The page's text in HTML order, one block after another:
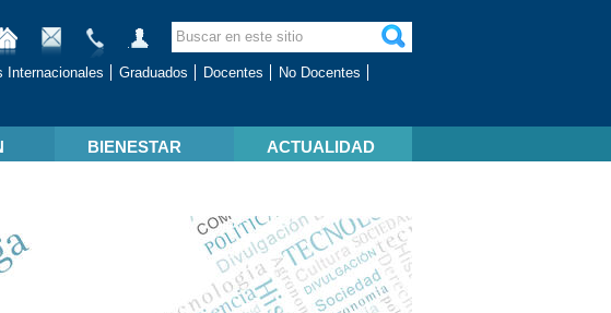
Internacionales Graduados Docentes
No Docentes
BIENESTAR ACTUALIDAD